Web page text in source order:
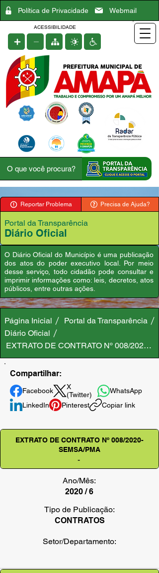
Política de Privacidade Webmail
ACESSIBILIDADE
Reportar Problema Precisa de Ajuda?
Portal da Transparência
Diário Oficial
O Diário Oficial do Município é uma publicação
dos atos do poder executivo local. Por meio
desse serviço, todo cidadão pode consultar e
imprimir informações como: leis, decretos, atos
públicos, entre outras ações.
Página Inicial
Portal da Transparência
Diário Oficial
EXTRATO DE CONTRATO Nº 008/2020-
Compartilhar:
Facebook
X
(Twitter)
WhatsApp
LinkedIn
Pinterest Copiar link
EXTRATO DE CONTRATO Nº 008/2020-
SEMSA/PMA
-
Ano/Mês:
2020 / 6
Tipo de Publicação:
CONTRATOS
Setor/Departamento: